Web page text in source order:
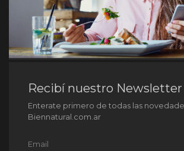
Recibí nuestro Newsletter
Enterate primero de todas las
Biennatural.com.ar
Email